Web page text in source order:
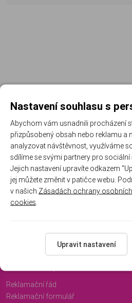
Registrujte se k odběru
nic
Reklamační řád
Reklamační formulář
Nastavení souhlasu s
Abychom vám usnadnili procházení
přizpůsobený obsah nebo reklamu a
analyzovat návštěvnost, využíváme
sdílíme se svými partnery pro sociální
Jejich nastavení upravíte odkazem
jej můžete změnit v patičce webu.
v našich Zásadách ochrany
cookies
Upravit nastavení